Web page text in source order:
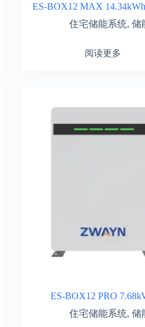
ES-BOX12 MAX
住宅储能系统, 储
阅读更多
ES-BOX12 PRO
住宅储能系统, 储